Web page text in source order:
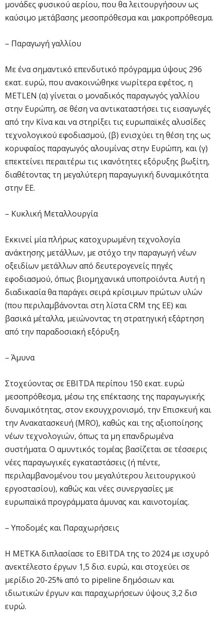
μονάδες φυσικού αερίου, που θα λειτουργήσουν ως
καύσιμο μετάβασης μεσοπρόθεσμα και μακροπρόθεσμα.
– Παραγωγή γαλλίου
Με ένα σημαντικό επενδυτικό πρόγραμμα ύψους 296
εκατ. ευρώ, που ανακοινώθηκε νωρίτερα εφέτος, η
METLEN (α) γίνεται ο μοναδικός παραγωγός γαλλίου
στην Ευρώπη, σε θέση να αντικαταστήσει τις εισαγωγές
από την Κίνα και να στηρίξει τις ευρωπαϊκές αλυσίδες
τεχνολογικού εφοδιασμού, (β) ενισχύει τη θέση της ως
κορυφαίος παραγωγός αλουμίνας στην Ευρώπη, και (γ)
επεκτείνει περαιτέρω τις ικανότητες εξόρυξης βωξίτη,
διαθέτοντας τη μεγαλύτερη παραγωγική δυναμικότητα
στην ΕΕ.
– Κυκλική Μεταλλουργία
Εκκινεί μία πλήρως κατοχυρωμένη τεχνολογία
ανάκτησης μετάλλων, με στόχο την παραγωγή νέων
οξειδίων μετάλλων από δευτερογενείς πηγές
εφοδιασμού, όπως βιομηχανικά υποπροϊόντα. Αυτή η
διαδικασία θα παράγει σειρά κρίσιμων πρώτων υλών
(που περιλαμβάνονται στη λίστα CRM της ΕΕ) και
βασικά μέταλλα, μειώνοντας τη στρατηγική εξάρτηση
από την παραδοσιακή εξόρυξη.
– Άμυνα
Στοχεύοντας σε EBITDA περίπου 150 εκατ. ευρώ
μεσοπρόθεσμα, μέσω της επέκτασης της παραγωγικής
δυναμικότητας, στον εκσυγχρονισμό, την Επισκευή και
την Ανακατασκευή (MRO), καθώς και της αξιοποίησης
νέων τεχνολογιών, όπως τα μη επανδρωμένα
συστήματα. Ο αμυντικός τομέας βασίζεται σε τέσσερις
νέες παραγωγικές εγκαταστάσεις (ή πέντε,
περιλαμβανομένου του μεγαλύτερου λειτουργικού
εργοστασίου), καθώς και νέες συνεργασίες με
ευρωπαϊκά προγράμματα άμυνας και καινοτομίας.
– Υποδομές και Παραχωρήσεις
Η ΜΕΤΚΑ διπλασίασε το EBITDA της το 2024 με ισχυρό
ανεκτέλεστο έργων 1,5 δισ. ευρώ, και στοχεύει σε
μερίδιο 20-25% από το pipeline δημόσιων και
ιδιωτικών έργων και παραχωρήσεων ύψους 3,2 δισ
ευρώ.